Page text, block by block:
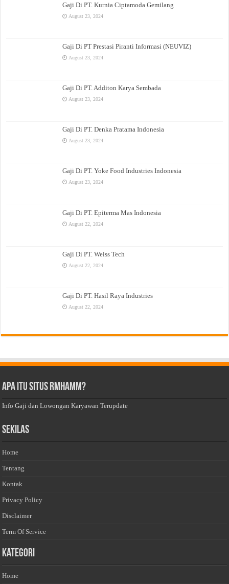
Gaji Di PT. Kurnia Ciptamoda Gemilang
August 23, 2024
Gaji Di PT Prestasi Piranti Informasi (NEUVIZ)
August 23, 2024
Gaji Di PT. Additon Karya Sembada
August 23, 2024
Gaji Di PT. Denka Pratama Indonesia
August 23, 2024
Gaji Di PT. Yoke Food Industries Indonesia
August 23, 2024
Gaji Di PT. Epiterma Mas Indonesia
August 22, 2024
Gaji Di PT. Weiss Tech
August 22, 2024
Gaji Di PT. Hasil Raya Industries
August 22, 2024
Apa Itu Situs Rmhamm?
Info Gaji dan Lowongan Karyawan Terupdate
Sekilas
Home
Tentang
Kontak
Privacy Policy
Disclaimer
Term Of Service
Kategori
Home